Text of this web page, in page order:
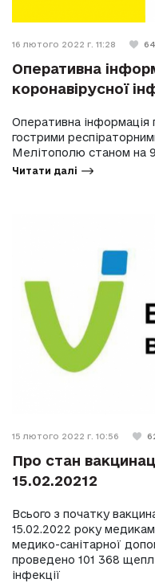
16 лютого 2022 г. 11:28 64
Оперативна
коронавірусної
Оперативна інформація
гострими
Мелітополю станом на
Читати далі
15 лютого 2022 г. 10:56
Про стан
15.02.20212
Всього з початку
15.02.2022 року
медико-санітарної
проведено 101 368
інфекції